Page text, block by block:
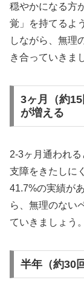
穏やかになる方
覚」を持てるよ
しながら、無理
き合っていきま
3ヶ月（約
が増える
2-3ヶ月通われ
支障をきたしに
41.7%の実績が
ら、無理のない
ていきましょう。
半年（約30